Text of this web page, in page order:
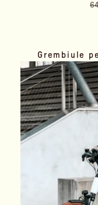
Grembiule